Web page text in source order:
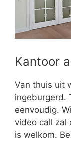
Kantoor
Van thuis uit
ingeburgerd.
eenvoudig.
video call zal
is welkom.